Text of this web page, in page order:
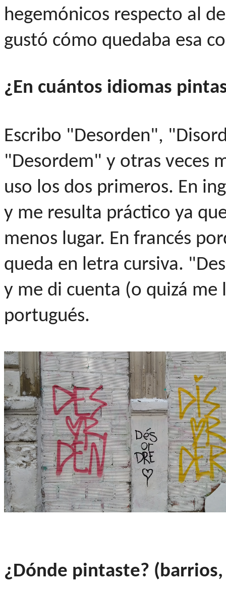
hegemónicos respecto al
gustó cómo quedaba esa
¿En cuántos idiomas
Escribo "Desorden",
"Desordem" y otras veces
uso los dos primeros. En
y me resulta práctico ya
menos lugar. En francés
queda en letra cursiva.
y me di cuenta (o quizá
portugués.
¿Dónde pintaste?